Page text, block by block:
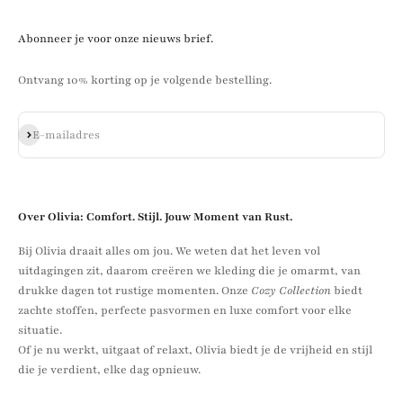
Abonneer je voor onze nieuws brief.
Ontvang 10% korting op je volgende bestelling.
E-mailadres
Abonneren
Over Olivia: Comfort. Stijl. Jouw Moment van Rust.
Bij Olivia draait alles om jou. We weten dat het leven vol
uitdagingen zit, daarom creëren we kleding die je omarmt, van
drukke dagen tot rustige momenten. Onze Cozy Collectionbiedt
zachte stoffen, perfecte pasvormen en luxe comfort voor elke
situatie.
Of je nu werkt, uitgaat of relaxt, Olivia biedt je de vrijheid en stijl
die je verdient, elke dag opnieuw.